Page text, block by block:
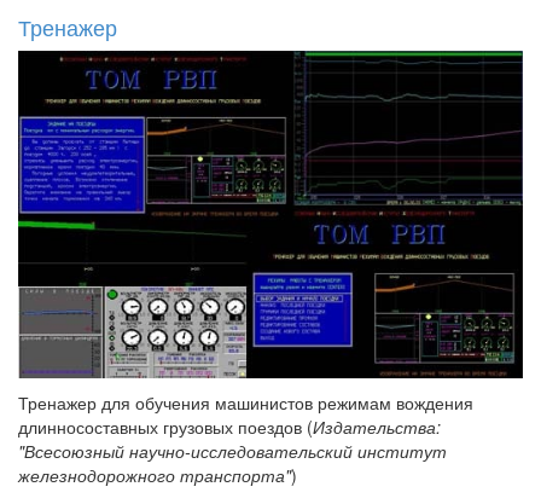
Тренажер
Тренажер для обучения машинистов режимам вождения
длинносоставных грузовых поездов (Издательства:
"Всесоюзный научно-исследовательский институт
железнодорожного транспорта")